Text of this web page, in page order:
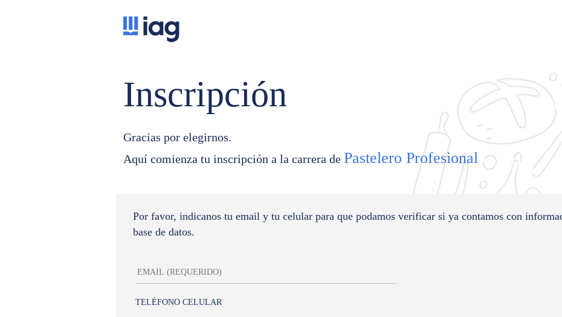
Inscripción
Gracias por elegirnos.
Aquí comienza tu inscripción a la carrera de Pastelero Profesional
Por favor, indicanos tu email y tu celular para que podamos verificar si ya contamos con
base de datos.
TELÉFONO CELULAR